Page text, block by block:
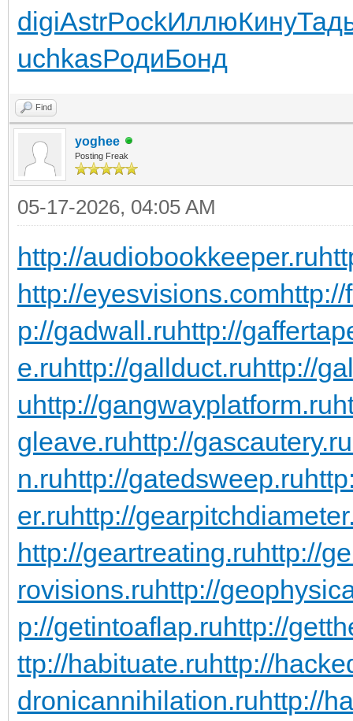
digiAstrPockИллюКину
uchkasРодиБонд
Find
yoghee
Posting Freak
05-17-2026, 04:05 AM
http://audiobookkeeper.ru
http://eyesvisions.com
p://gadwall.ruhttp://
e.ruhttp://gallduct.ruhttp://
uhttp://gangwayplatform.ru
gleave.ruhttp://gascautery.ru
n.ruhttp://gatedsweep.ru
er.ruhttp://
http://geartreating.ruhttp://
rovisions.ruhttp://
p://getintoaflap.ruhttp://
ttp://habituate.ruhttp://
dronicannihilation.ruhttp://